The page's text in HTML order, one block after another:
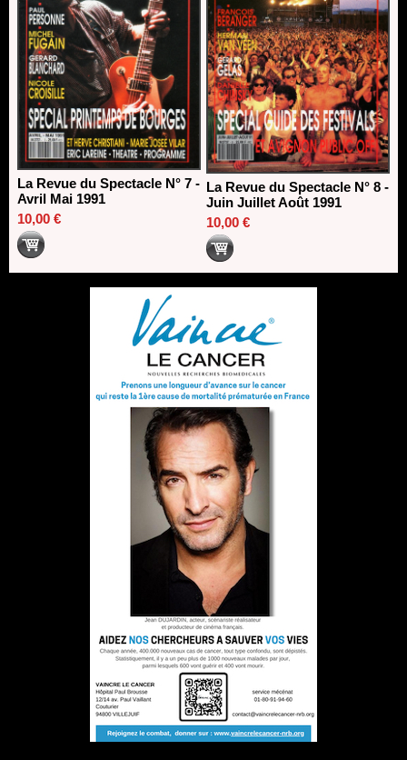
La Revue du Spectacle N° 7 -
Avril Mai 1991
10,00 €
La Revue du Spectacle N° 8 -
Juin Juillet Août 1991
10,00 €